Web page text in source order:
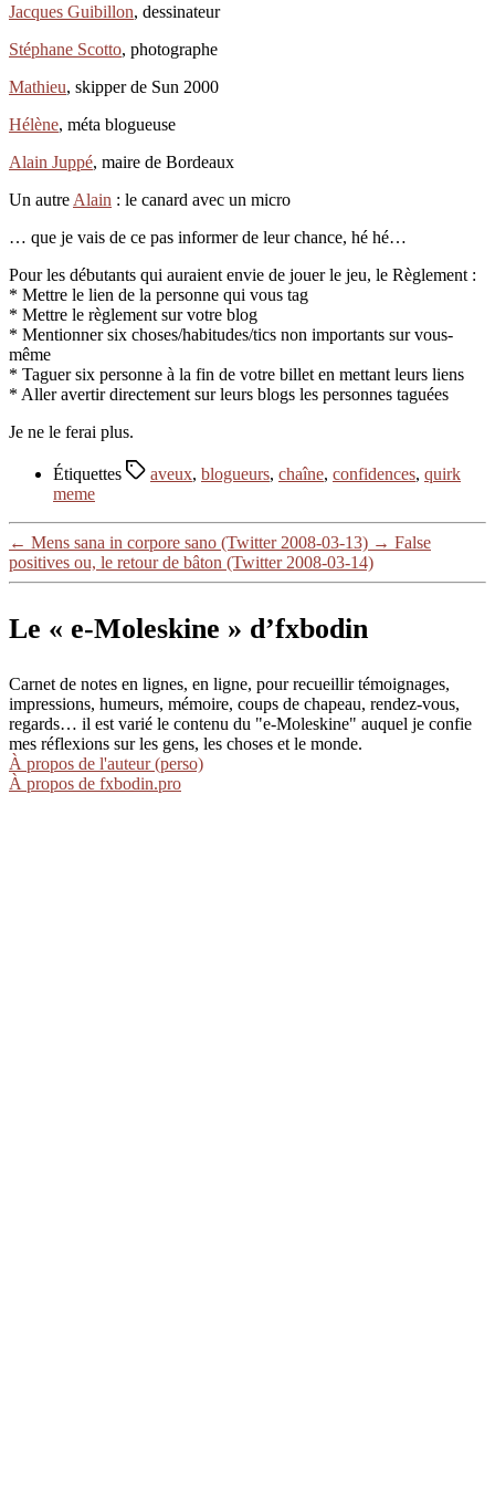
Jacques Guibillon, dessinateur
Stéphane Scotto, photographe
Mathieu, skipper de Sun 2000
Hélène, méta blogueuse
Alain Juppé, maire de Bordeaux
Un autre Alain : le canard avec un micro
… que je vais de ce pas informer de leur chance, hé hé…
Pour les débutants qui auraient envie de jouer le jeu, le Règlement :
* Mettre le lien de la personne qui vous tag
* Mettre le règlement sur votre blog
* Mentionner six choses/habitudes/tics non importants sur vous-
même
* Taguer six personne à la fin de votre billet en mettant leurs liens
* Aller avertir directement sur leurs blogs les personnes taguées
Je ne le ferai plus.
Étiquettes aveux, blogueurs, chaîne, confidences, quirk
meme
← Mens sana in corpore sano (Twitter 2008-03-13) → False
positives ou, le retour de bâton (Twitter 2008-03-14)
Le « e-Moleskine » d’fxbodin
Carnet de notes en lignes, en ligne, pour recueillir témoignages,
impressions, humeurs, mémoire, coups de chapeau, rendez-vous,
regards… il est varié le contenu du "e-Moleskine" auquel je confie
mes réflexions sur les gens, les choses et le monde.
À propos de l'auteur (perso)
À propos de fxbodin.pro